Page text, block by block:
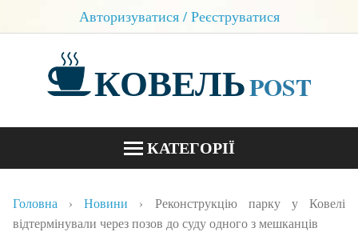
Авторизуватися / Реєструватися
КОВЕЛЬPOST
КАТЕГОРІЇ
БЛОГИ
Головна Новини
Реконструкцію парку у Ковелі
відтермінували через позов до суду одного з мешканців